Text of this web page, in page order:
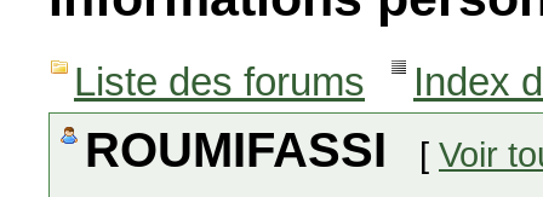
Liste des forums Index
ROUMIFASSI [ Voir